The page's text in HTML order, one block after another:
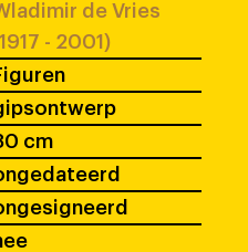
de Vries
- 2001)
cm